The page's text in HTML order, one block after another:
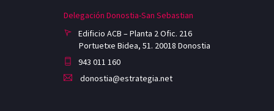
Delegación Donostia-San Sebastian
Edificio ACB – Planta 2 Ofic. 216
Portuetxe Bidea, 51. 20018 Donostia
943 011 160
donostia@estrategia.net